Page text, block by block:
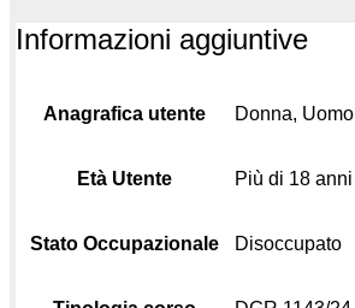
Informazioni aggiuntive
Anagrafica utente Donna, Uomo
Età Utente Più di 18 anni
Stato Occupazionale Disoccupato